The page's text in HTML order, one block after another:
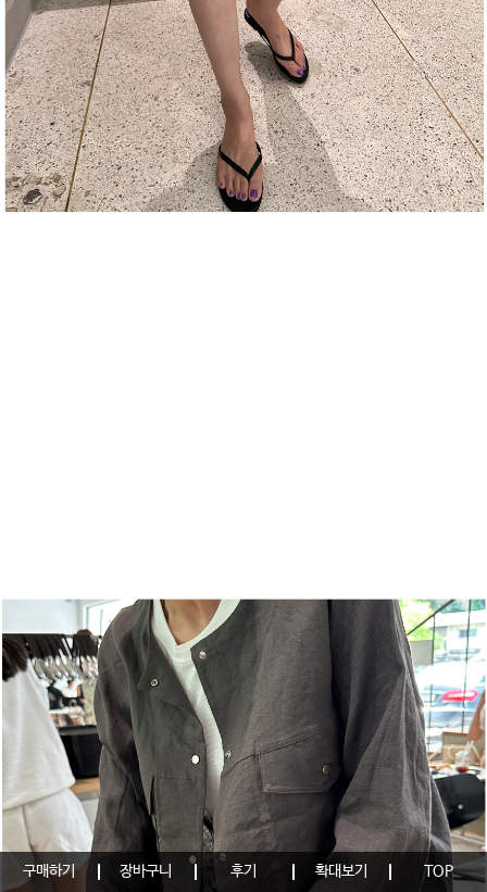
구매하기 장바구니 후기 확대보기 TOP